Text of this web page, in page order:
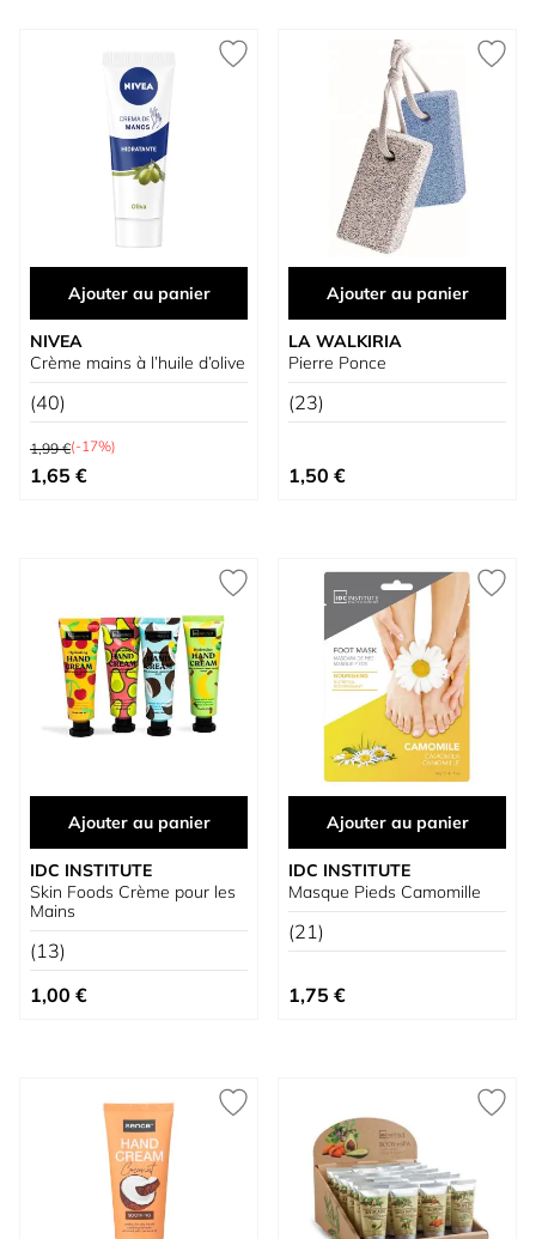
Ajouter au panier
NIVEA
Crème mains à l’huile d’olive
(40)
Prix normal
1,99 €(-17%)
Prix spécial
1,65 €
Ajouter au panier
LA WALKIRIA
Pierre Ponce
(23)
1,50 €
Ajouter au panier
IDC INSTITUTE
Skin Foods Crème pour les
Mains
(13)
1,00 €
Ajouter au panier
IDC INSTITUTE
Masque Pieds Camomille
(21)
1,75 €